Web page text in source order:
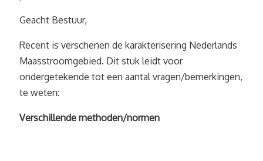
Geacht Bestuur,
Recent is verschenen de karakterisering Nederlands
Maasstroomgebied. Dit stuk leidt voor
ondergetekende tot een aantal vragen/bemerkingen,
te weten:
Verschillende methoden/normen